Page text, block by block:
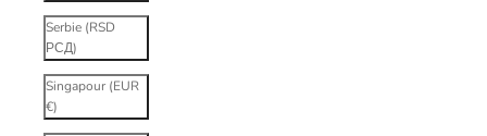
Serbie (RSD
РСД)
Singapour (EUR
€)